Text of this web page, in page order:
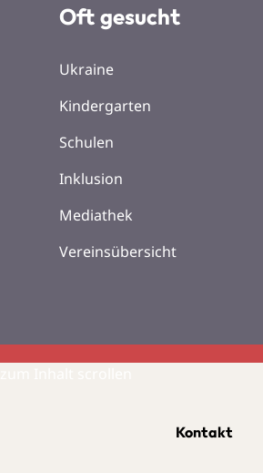
Oft gesucht
Ukraine
Kindergarten
Schulen
Inklusion
Mediathek
Vereinsübersicht
Kontakt